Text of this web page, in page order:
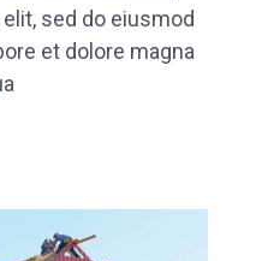
sed do eiusmod
et dolore magna